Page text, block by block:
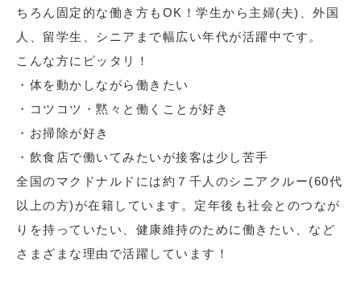
ちろん固定的な働き方もOK！学生から主婦(夫)、外国
人、留学生、シニアまで幅広い年代が活躍中です。
こんな方にピッタリ！
・体を動かしながら働きたい
・コツコツ・黙々と働くことが好き
・お掃除が好き
・飲食店で働いてみたいが接客は少し苦手
全国のマクドナルドには約７千人のシニアクルー(60代
以上の方)が在籍しています。定年後も社会とのつなが
りを持っていたい、健康維持のために働きたい、など
さまざまな理由で活躍しています！